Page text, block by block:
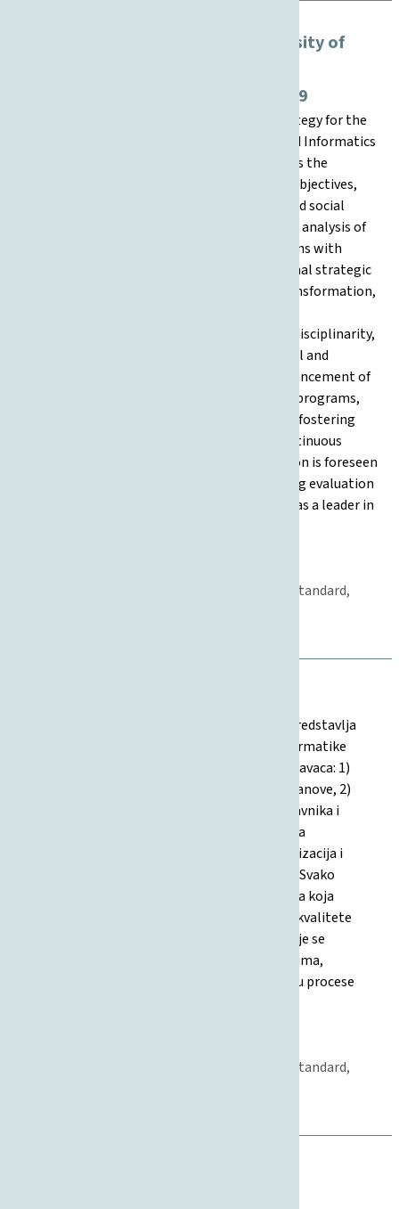
Development Strategy of the University of
Informatics for the Period 2025–2029
This document presents the Development Strategy for the
University of Zagreb Faculty of Organization and Informatics
(UNIZG FOI) for the period 2025–2029. It outlines the
Faculty’s mission, vision, core values, strategic objectives,
activities, and metrics for teaching, research, and social
contribution. The strategy builds on a thorough analysis of
current strengths and weaknesses (SWOT), aligns with
relevant institutional, national, and international strategic
documents, and defines priorities for digital transformation,
sustainability. The document emphasizes interdisciplinarity,
innovation, and responsiveness to technological and
societal trends. Strategic areas include the enhancement of
STEM and Economics (Entrepreneurship) study programs,
advancement of research capacity and visibility, fostering
industry and community collaboration, and continuous
quality assurance in all domains. Implementation is foreseen
through defined goals, action plans, and ongoing evaluation
mechanisms, supporting the Faculty’s position as a leader in
Međunarodna suradnja, Znanost, Studentski standard,
Ovaj dokument, usvojen u srpnju 2011. godine, predstavlja
strategiju kvalitete Fakulteta organizacije i informatike
(FOI) u Varaždinu. Obuhvaća sedam strateških pravaca: 1)
upravljanje i osiguravanje kvalitete na razini ustanove, 2)
kvaliteta studijskih programa, 3) kvaliteta nastavnika i
nastave, 4) odnos prema studentima, 5) kvaliteta
znanstveno-istraživačkog rada, 6) internacionalizacija i
međunarodna suradnja, 7) razvoj infrastrukture. Svako
područje ima definirane ciljeve, mjere i očekivanja koja
omogućuju kontinuirano praćenje i poboljšanje kvalitete
svih segmenata fakulteta. Posebna pažnja pridaje se
mjerljivim ishodima, informiranju, odgovornostima,
financijskoj održivosti i uključivanju svih dionika u procese
Međunarodna suradnja, Znanost, Studentski standard,